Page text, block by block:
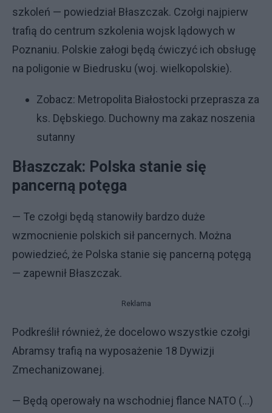
szkoleń — powiedział Błaszczak. Czołgi najpierw
trafią do centrum szkolenia wojsk lądowych w
Poznaniu. Polskie załogi będą ćwiczyć ich obsługę
na poligonie w Biedrusku (woj. wielkopolskie).
Zobacz: Metropolita Białostocki przeprasza za
ks. Dębskiego. Duchowny ma zakaz noszenia
sutanny
Błaszczak: Polska stanie się
pancerną potęga
— Te czołgi będą stanowiły bardzo duże
wzmocnienie polskich sił pancernych. Można
powiedzieć, że Polska stanie się pancerną potęgą
— zapewnił Błaszczak.
Reklama
Podkreślił również, że docelowo wszystkie czołgi
Abramsy trafią na wyposażenie 18 Dywizji
Zmechanizowanej.
— Będą operowały na wschodniej flance NATO (...)